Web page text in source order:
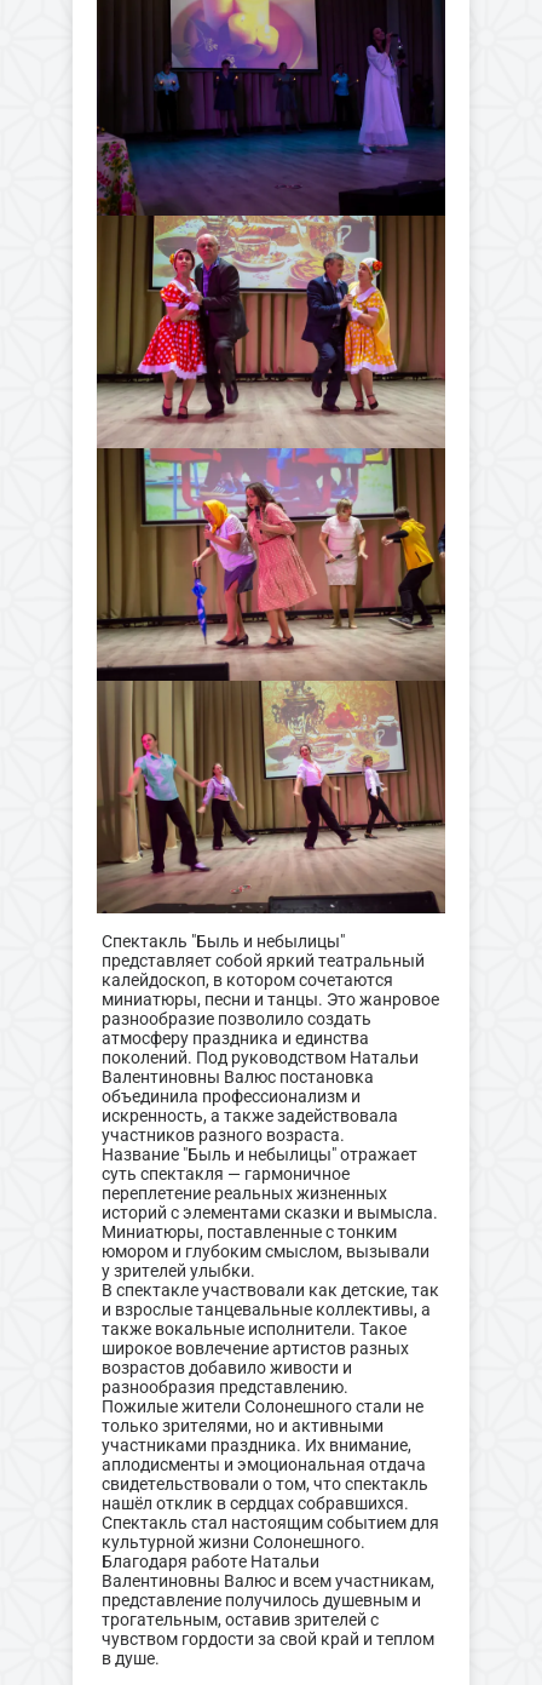
Спектакль "Быль и небылицы"
представляет собой яркий театральный
калейдоскоп, в котором сочетаются
миниатюры, песни и танцы. Это жанровое
разнообразие позволило создать
атмосферу праздника и единства
поколений. Под руководством Натальи
Валентиновны Валюс постановка
объединила профессионализм и
искренность, а также задействовала
участников разного возраста.
Название "Быль и небылицы" отражает
суть спектакля — гармоничное
переплетение реальных жизненных
историй с элементами сказки и вымысла.
Миниатюры, поставленные с тонким
юмором и глубоким смыслом, вызывали
у зрителей улыбки.
В спектакле участвовали как детские, так
и взрослые танцевальные коллективы, а
также вокальные исполнители. Такое
широкое вовлечение артистов разных
возрастов добавило живости и
разнообразия представлению.
Пожилые жители Солонешного стали не
только зрителями, но и активными
участниками праздника. Их внимание,
аплодисменты и эмоциональная отдача
свидетельствовали о том, что спектакль
нашёл отклик в сердцах собравшихся.
Спектакль стал настоящим событием для
культурной жизни Солонешного.
Благодаря работе Натальи
Валентиновны Валюс и всем участникам,
представление получилось душевным и
трогательным, оставив зрителей с
чувством гордости за свой край и теплом
в душе.